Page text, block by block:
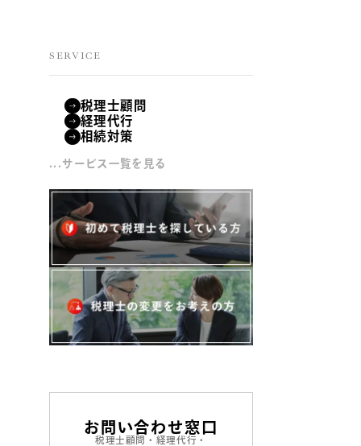
SERVICE
税理士顧問
経理代行
相続対策
...サービス一覧を見る
お問い合わせ窓口
税理士顧問・経理代行・